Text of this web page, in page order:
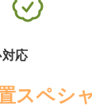
応
スペシ